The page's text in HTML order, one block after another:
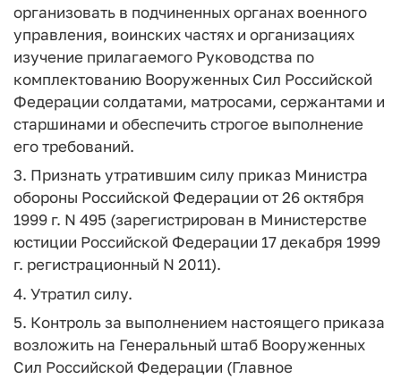
организовать в подчиненных органах военного
управления, воинских частях и организациях
изучение прилагаемого Руководства по
комплектованию Вооруженных Сил Российской
Федерации солдатами, матросами, сержантами и
старшинами и обеспечить строгое выполнение
его требований.
3. Признать утратившим силу приказ Министра
обороны Российской Федерации от 26 октября
1999 г. N 495 (зарегистрирован в Министерстве
юстиции Российской Федерации 17 декабря 1999
г. регистрационный N 2011).
4. Утратил силу.
5. Контроль за выполнением настоящего приказа
возложить на Генеральный штаб Вооруженных
Сил Российской Федерации (Главное